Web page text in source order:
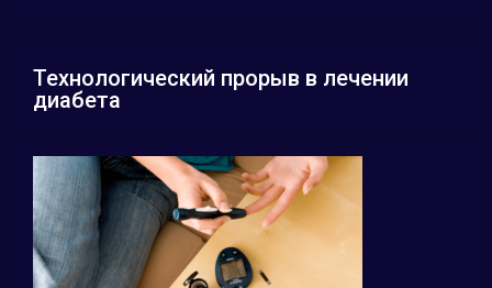
Технологический прорыв в лечении
диабета